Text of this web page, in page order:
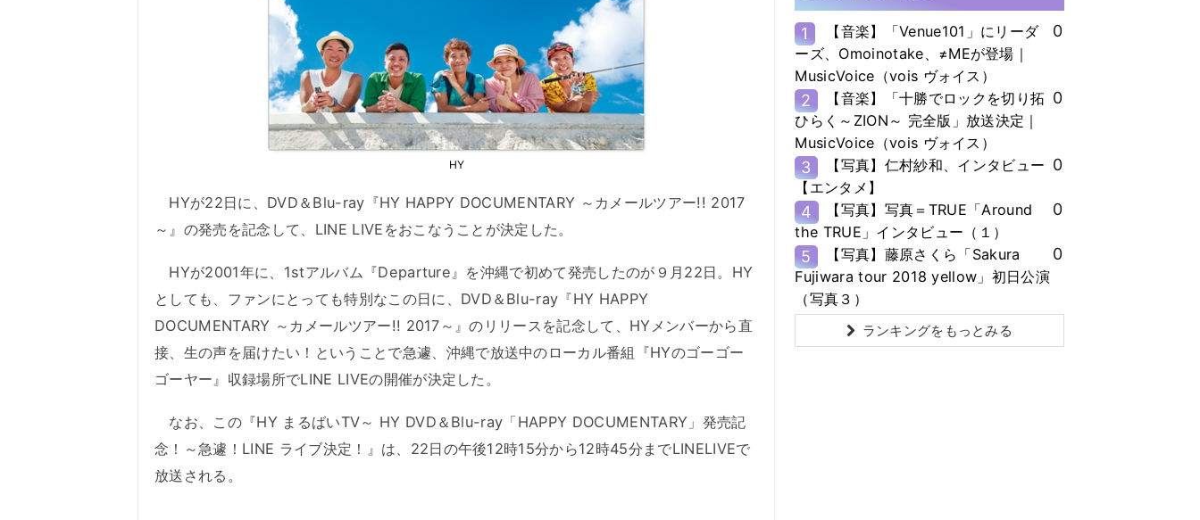
HY
HYが22日に、DVD＆Blu-ray『HY HAPPY DOCUMENTARY ～カメールツアー!! 2017
～』の発売を記念して、LINE LIVEをおこなうことが決定した。
HYが2001年に、1stアルバム『Departure』を沖縄で初めて発売したのが９月22日。HY
としても、ファンにとっても特別なこの日に、DVD＆Blu-ray『HY HAPPY
DOCUMENTARY ～カメールツアー!! 2017～』のリリースを記念して、HYメンバーから直
接、生の声を届けたい！ということで急遽、沖縄で放送中のローカル番組『HYのゴーゴー
ゴーヤー』収録場所でLINE LIVEの開催が決定した。
なお、この『HY まるばいTV～ HY DVD＆Blu-ray「HAPPY DOCUMENTARY」発売記
念！～急遽！LINE ライブ決定！』は、22日の午後12時15分から12時45分までLINELIVEで
放送される。
1
【音楽】「Venue101」にリーダ
ーズ、Omoinotake、≠MEが登場｜
MusicVoice（vois ヴォイス）
0
2
【音楽】「十勝でロックを切り拓
ひらく～ZION～ 完全版」放送決定｜
MusicVoice（vois ヴォイス）
0
3
【写真】仁村紗和、インタビュー
【エンタメ】
0
4
【写真】写真＝TRUE「Around
the TRUE」インタビュー（１）
0
5
【写真】藤原さくら「Sakura
Fujiwara tour 2018 yellow」初日公演
（写真３）
0
ランキングをもっとみる